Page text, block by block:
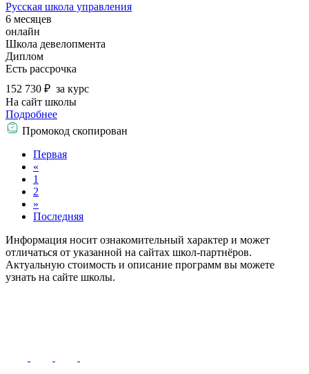
Русская школа управления
6 месяцев
онлайн
Школа девелопмента
Диплом
Есть рассрочка
152 730 ₽ за курс
На сайт школы
Подробнее
Промокод скопирован
Первая
«
1
2
»
Последняя
Информация носит ознакомительный характер и может
отличаться от указанной на сайтах школ-партнёров.
Актуальную стоимость и описание программ вы можете
узнать на сайте школы.